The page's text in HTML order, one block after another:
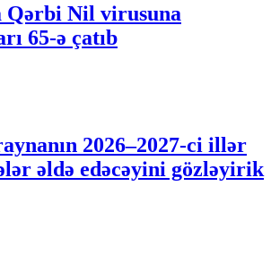
Qərbi Nil virusuna
65-ə çatıb
2026–2027-ci illər
əldə edəcəyini gözləyirik